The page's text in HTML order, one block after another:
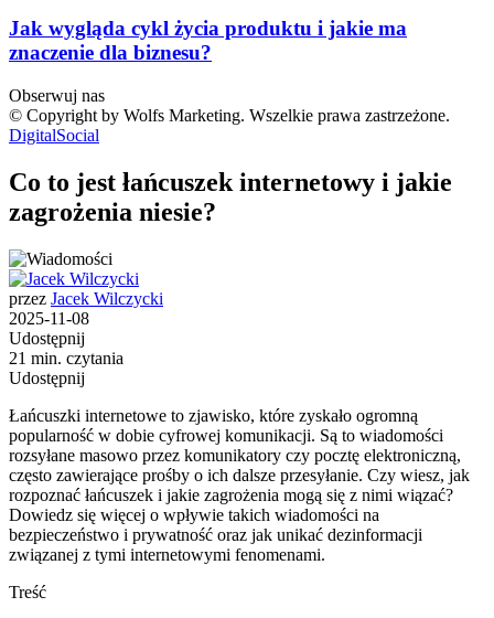
Jak wygląda cykl życia produktu i jakie ma
znaczenie dla biznesu?
Obserwuj nas
© Copyright by Wolfs Marketing. Wszelkie prawa zastrzeżone.
DigitalSocial
Co to jest łańcuszek internetowy i jakie
zagrożenia niesie?
przez Jacek Wilczycki
2025-11-08
Udostępnij
21 min. czytania
Udostępnij
Łańcuszki internetowe to zjawisko, które zyskało ogromną
popularność w dobie cyfrowej komunikacji. Są to wiadomości
rozsyłane masowo przez komunikatory czy pocztę elektroniczną,
często zawierające prośby o ich dalsze przesyłanie. Czy wiesz, jak
rozpoznać łańcuszek i jakie zagrożenia mogą się z nimi wiązać?
Dowiedz się więcej o wpływie takich wiadomości na
bezpieczeństwo i prywatność oraz jak unikać dezinformacji
związanej z tymi internetowymi fenomenami.
Treść